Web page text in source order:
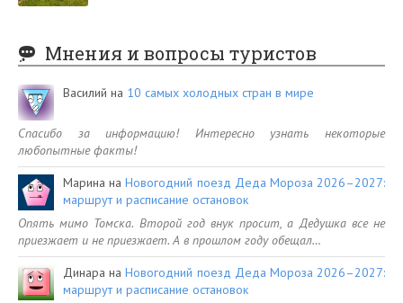
Мнения и вопросы туристов
Василий на 10 самых холодных стран в мире
Спасибо за информацию! Интересно узнать некоторые
любопытные факты!
Марина наНовогодний поезд Деда Мороза 2026–2027:
маршрут и расписание остановок
Опять мимо Томска. Второй год внук просит, а Дедушка все не
приезжает и не приезжает. А в прошлом году обещал…
Динара наНовогодний поезд Деда Мороза 2026–2027:
маршрут и расписание остановок